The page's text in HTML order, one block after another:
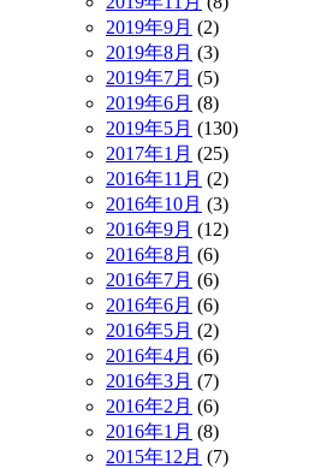
2019年9月 (2)
2019年8月 (3)
2019年7月 (5)
2019年6月 (8)
2019年5月 (130)
2017年1月 (25)
2016年11月 (2)
2016年10月 (3)
2016年9月 (12)
2016年8月 (6)
2016年7月 (6)
2016年6月 (6)
2016年5月 (2)
2016年4月 (6)
2016年3月 (7)
2016年2月 (6)
2016年1月 (8)
2015年12月 (7)